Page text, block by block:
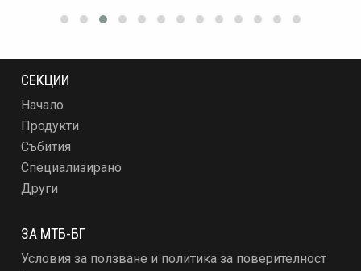
СЕКЦИИ
Начало
Продукти
Събития
Специализирано
Други
ЗА МТБ-БГ
Условия за ползване и политика за поверителност